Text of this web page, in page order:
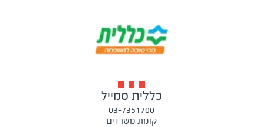
כללית סמייל
03-7351700
קומת משרדים